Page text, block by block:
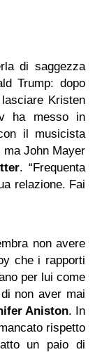
di saggezza
Trump: dopo
Kristen
ha messo in
il musicista
ma John Mayer
. “Frequenta
relazione. Fai
non avere
che i rapporti
per lui come
non aver mai
Aniston. In
rispetto
un paio di